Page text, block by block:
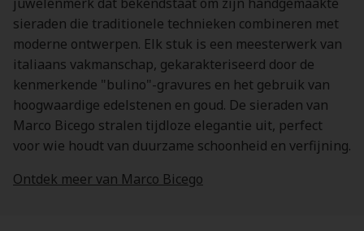
sieraden die traditionele technieken combineren met
moderne ontwerpen. Elk stuk is een meesterwerk van
italiaans vakmanschap, gekarakteriseerd door de
kenmerkende "bulino"-gravures en het gebruik van
hoogwaardige edelstenen en goud. De sieraden van
Marco Bicego stralen tijdloze elegantie uit, perfect
voor wie houdt van duurzame schoonheid en verfijning.
Ontdek meer van Marco Bicego